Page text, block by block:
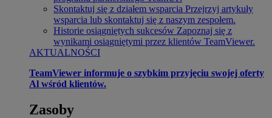
Skontaktuj się z działem wsparcia Przejrzyj artykuły
wsparcia lub skontaktuj się z naszym zespołem.
Historie osiągniętych sukcesów Zapoznaj się z
wynikami osiągniętymi przez klientów TeamViewer.
AKTUALNOŚCI
TeamViewer informuje o szybkim przyjęciu swojej oferty
Al wśród klientów.
Zasoby